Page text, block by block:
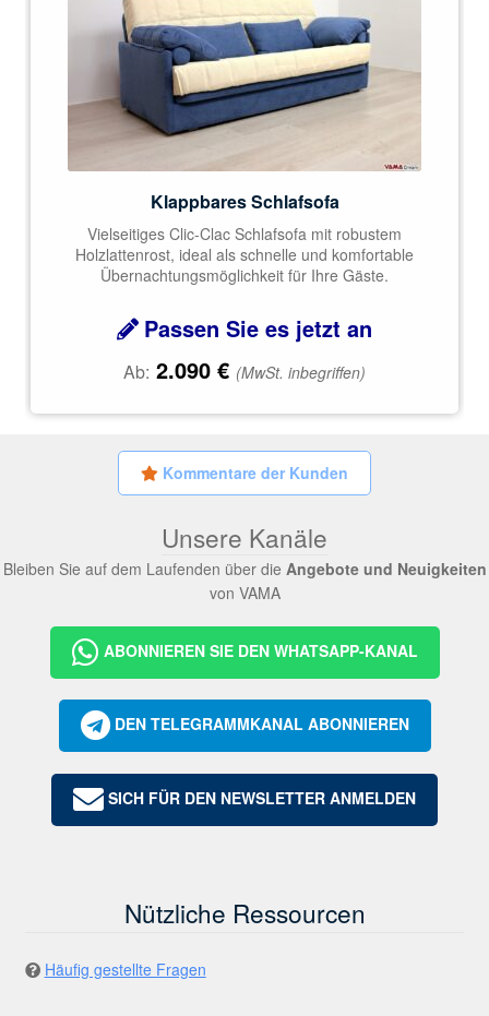
Klappbares Schlafsofa
Vielseitiges Clic-Clac Schlafsofa mit robustem
Holzlattenrost, ideal als schnelle und komfortable
Übernachtungsmöglichkeit für Ihre Gäste.
Passen Sie es jetzt an
Ab: 2.090 € (MwSt. inbegriffen)
Kommentare der Kunden
Unsere Kanäle
Bleiben Sie auf dem Laufenden über die Angebote und Neuigkeiten
von VAMA
ABONNIEREN SIE DEN WHATSAPP-KANAL
DEN TELEGRAMMKANAL ABONNIEREN
SICH FÜR DEN NEWSLETTER ANMELDEN
Nützliche Ressourcen
Häufig gestellte Fragen